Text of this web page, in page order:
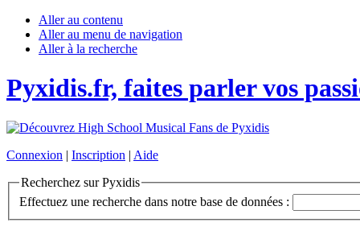
Aller au contenu
Aller au menu de navigation
Aller à la recherche
Pyxidis.fr, faites parler vos
Connexion | Inscription | Aide
Recherchez sur Pyxidis
Effectuez une recherche dans notre base de données :